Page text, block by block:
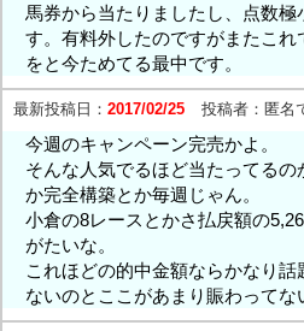
馬券から当たりましたし、点数極
す。有料外したのですがまたこ
をと今ためてる最中です。
最新投稿日： 2017/02/25 投稿者： 匿名
今週のキャンペーン完売かよ。
そんな人気でるほど当たってる
か完全構築とか毎週じゃん。
小倉の8レースとかさ払戻額の
がたいな。
これほどの的中金額ならかなり
ないのとここがあまり賑わってな